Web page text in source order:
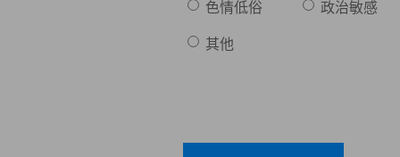
色情低俗 政治敏感
其他